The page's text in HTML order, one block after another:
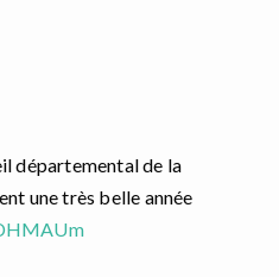
départemental de la
une très belle année